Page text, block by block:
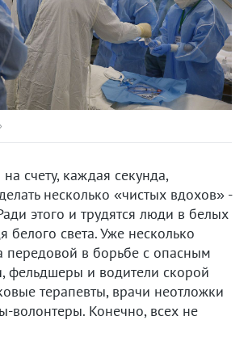
счету, каждая секунда,
несколько «чистых вдохов» -
этого и трудятся люди в белых
белого света. Уже несколько
передовой в борьбе с опасным
фельдшеры и водители скорой
терапевты, врачи неотложки
волонтеры. Конечно, всех не